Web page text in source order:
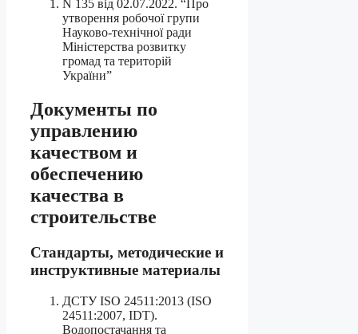
N 135 від 02.07.2022. “Про
утворення робочої групи
Науково-технічної ради
Міністерства розвитку
громад та територій
України”
Документы по
управлению
качеством и
обеспечению
качества в
строительстве
Стандарты, методические и
инструктивные материалы
ДСТУ ISO 24511:2013 (ISO
24511:2007, IDT).
Водопостачання та